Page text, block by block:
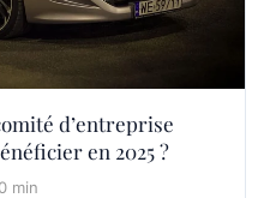
d’entreprise
en 2025 ?
min